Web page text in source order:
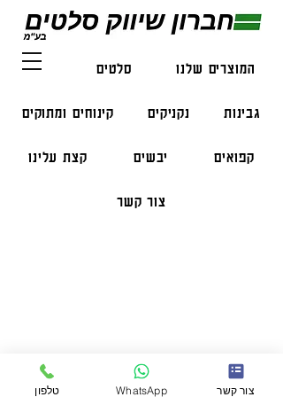
המוצרים שלנו סלטים דגים
גבינות נקניקים קינוחים ומתוקים
קפואים יבשים קצת עלינו
צור קשר
הזמנות בווצאפ:
050-47-57-365
051-296-2006
טלפון WhatsApp צור קשר